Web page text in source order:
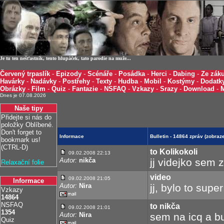
Je tu ten nešťastník, tento hlupáček, tato parodie na muže...
Červený trpaslík - Epizody - Scénáře - Posádka- Herci - Dabing - Ze
Havárky - Nadávky - Postřehy - Texty - Hudba- Mobil - Kostýmy -
Obrázky - Film - Quiz - Fantazie - NSFAQ - Vzkazy - Srazy - Download -
Dnes je 07.08.2026
Naše tipy
Přidejte si nás do
položky Oblíbené.
Don't forget to
bookmark us!
(CTRL-D)
Relaxační folie
Informace
Vzkazy
14864
NSFAQ
1354
Quiz
Informace Bulletin - 14864 zpráv
09.02.2008 22:13
Autor: nikča
to Kolikokoli
jj videjko sem
09.02.2008 21:05
Autor: Nira
video
jj, bylo to
09.02.2008 21:01
Autor: Nira
to nikča
sem na icq a